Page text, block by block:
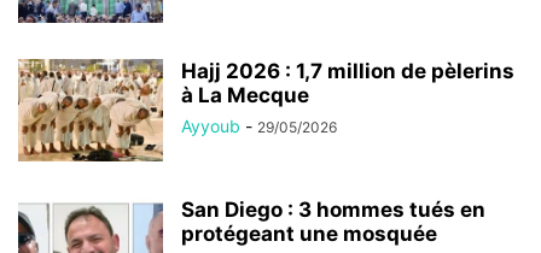
Hajj 2026 : 1,7 million de pèlerins
à La Mecque
Ayyoub - 29/05/2026
San Diego : 3 hommes tués en
protégeant une mosquée